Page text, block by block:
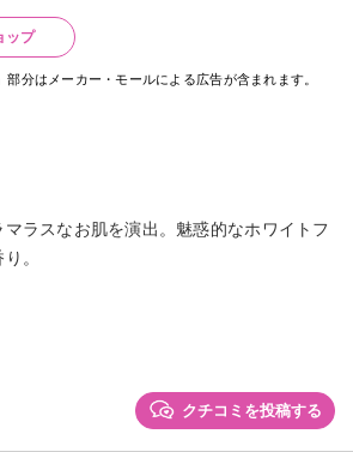
ップ
分はメーカー・モールによる広告が含まれます。
ラスなお肌を演出。魅惑的なホワイトフ
。
クチコミを投稿する